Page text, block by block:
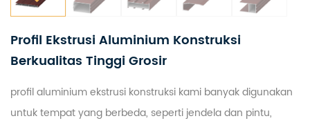
Profil Ekstrusi Aluminium Konstruksi
Berkualitas Tinggi Grosir
profil aluminium ekstrusi konstruksi kami banyak digunakan
untuk tempat yang berbeda, seperti jendela dan pintu,